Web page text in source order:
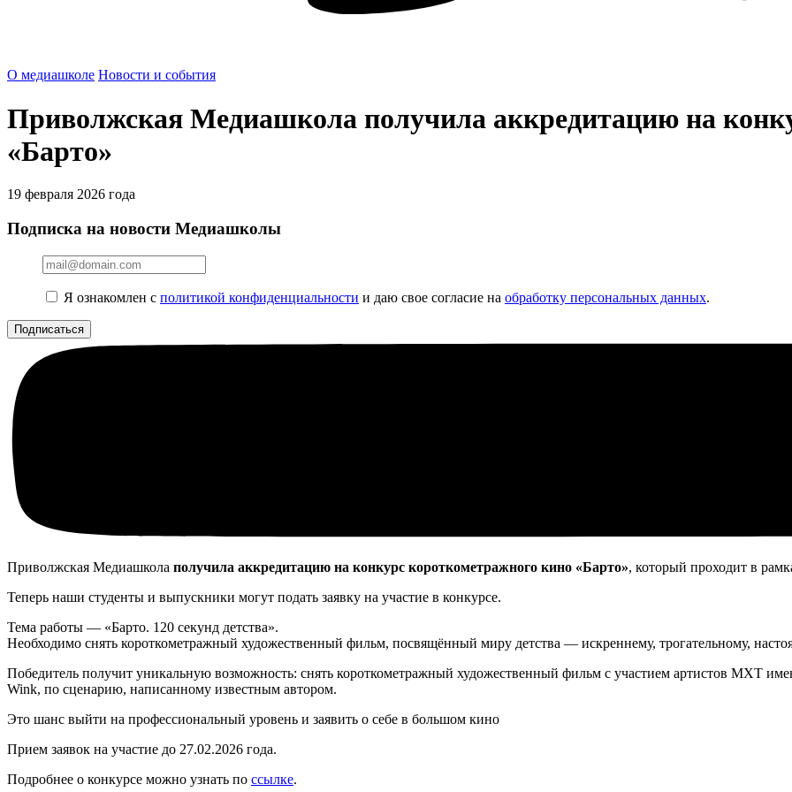
О медиашколе Новости и события
Приволжская Медиашкола получила аккредитацию на
«Барто»
19 февраля 2026 года
Подписка на новости Медиашколы
Я ознакомлен с политикой конфиденциальности и даю свое согласие на обработку персональных данных.
Приволжская Медиашкола получила аккредитацию на конкурс короткометражного кино «Барто», который проходит в
Теперь наши студенты и выпускники могут подать заявку на участие в конкурсе.
Тема работы — «Барто. 120 секунд детства».
Необходимо снять короткометражный художественный фильм, посвящённый миру детства — искреннему, трогательному,
Победитель получит уникальную возможность: снять короткометражный художественный фильм с участием артистов МХТ
Wink, по сценарию, написанному известным автором.
Это шанс выйти на профессиональный уровень и заявить о себе в большом кино
Прием заявок на участие до 27.02.2026 года.
Подробнее о конкурсе можно узнать по ссылке.